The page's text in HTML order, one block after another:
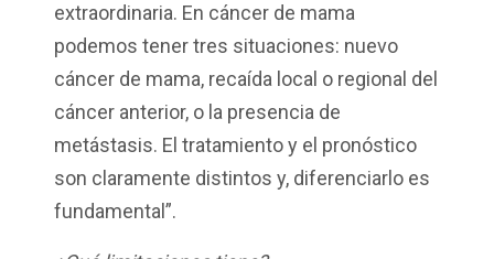
extraordinaria. En cáncer de mama
podemos tener tres situaciones: nuevo
cáncer de mama, recaída local o regional del
cáncer anterior, o la presencia de
metástasis. El tratamiento y el pronóstico
son claramente distintos y, diferenciarlo es
fundamental”.